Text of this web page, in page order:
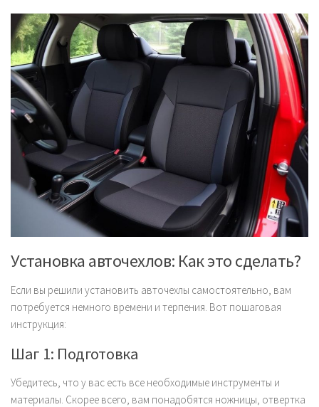
Установка авточехлов: Как это сделать?
Если вы решили установить авточехлы самостоятельно, вам
потребуется немного времени и терпения. Вот пошаговая
инструкция:
Шаг 1: Подготовка
Убедитесь, что у вас есть все необходимые инструменты и
материалы. Скорее всего, вам понадобятся ножницы, отвертка